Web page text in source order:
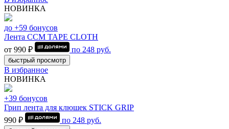
НОВИНКА
до +59 бонусов
Лента CCM TAPE CLOTH
от 990 ₽
по 248 руб.
быстрый просмотр
В избранное
НОВИНКА
+39 бонусов
Грип лента для клюшек STICK GRIP
990 ₽
по 248 руб.